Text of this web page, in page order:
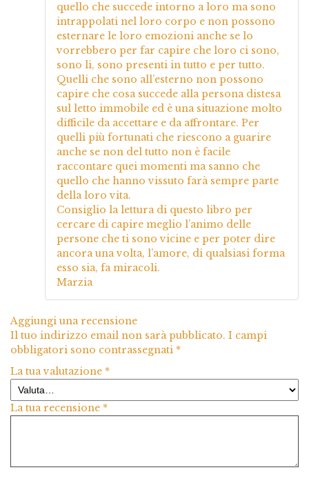
quello che succede intorno a loro ma sono
intrappolati nel loro corpo e non possono
esternare le loro emozioni anche se lo
vorrebbero per far capire che loro ci sono,
sono li, sono presenti in tutto e per tutto.
Quelli che sono all’esterno non possono
capire che cosa succede alla persona distesa
sul letto immobile ed è una situazione molto
difficile da accettare e da affrontare. Per
quelli più fortunati che riescono a guarire
anche se non del tutto non è facile
raccontare quei momenti ma sanno che
quello che hanno vissuto farà sempre parte
della loro vita.
Consiglio la lettura di questo libro per
cercare di capire meglio l’animo delle
persone che ti sono vicine e per poter dire
ancora una volta, l’amore, di qualsiasi forma
esso sia, fa miracoli.
Marzia
Aggiungi una recensione
Il tuo indirizzo email non sarà pubblicato. I campi
obbligatori sono contrassegnati *
La tua valutazione *
La tua recensione *